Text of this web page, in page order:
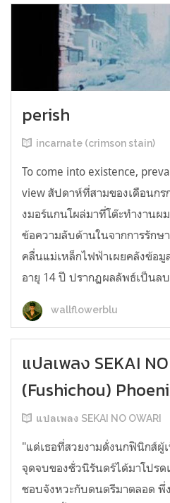
perish
incarnate (crimson stain)
To come into existence,
view สัปดาห์ที่สามของเดือนก
งมอร์แกนโผล่มาที่โต๊ะทำงานผ
ข้อความลับด้านในจากการรักษ
คลื่นแม่เหล็กไฟฟ้าเผยคลังข้อ
อายุ 14 ปี ปรากฏผลลัพธ์เป็นล
wallflowerblu
แปลเพลง SEKAI
(Fushichou)
แปลเพลง SEKAI NO OWARI
"แด่เธอที่สวยงามดั่งนกฟินิกส์ผู้
จุดจบของชั่วนิรันดร์ได้มาโปรด
ชอบจังหวะกับดนตรีมาตลอด พึ่